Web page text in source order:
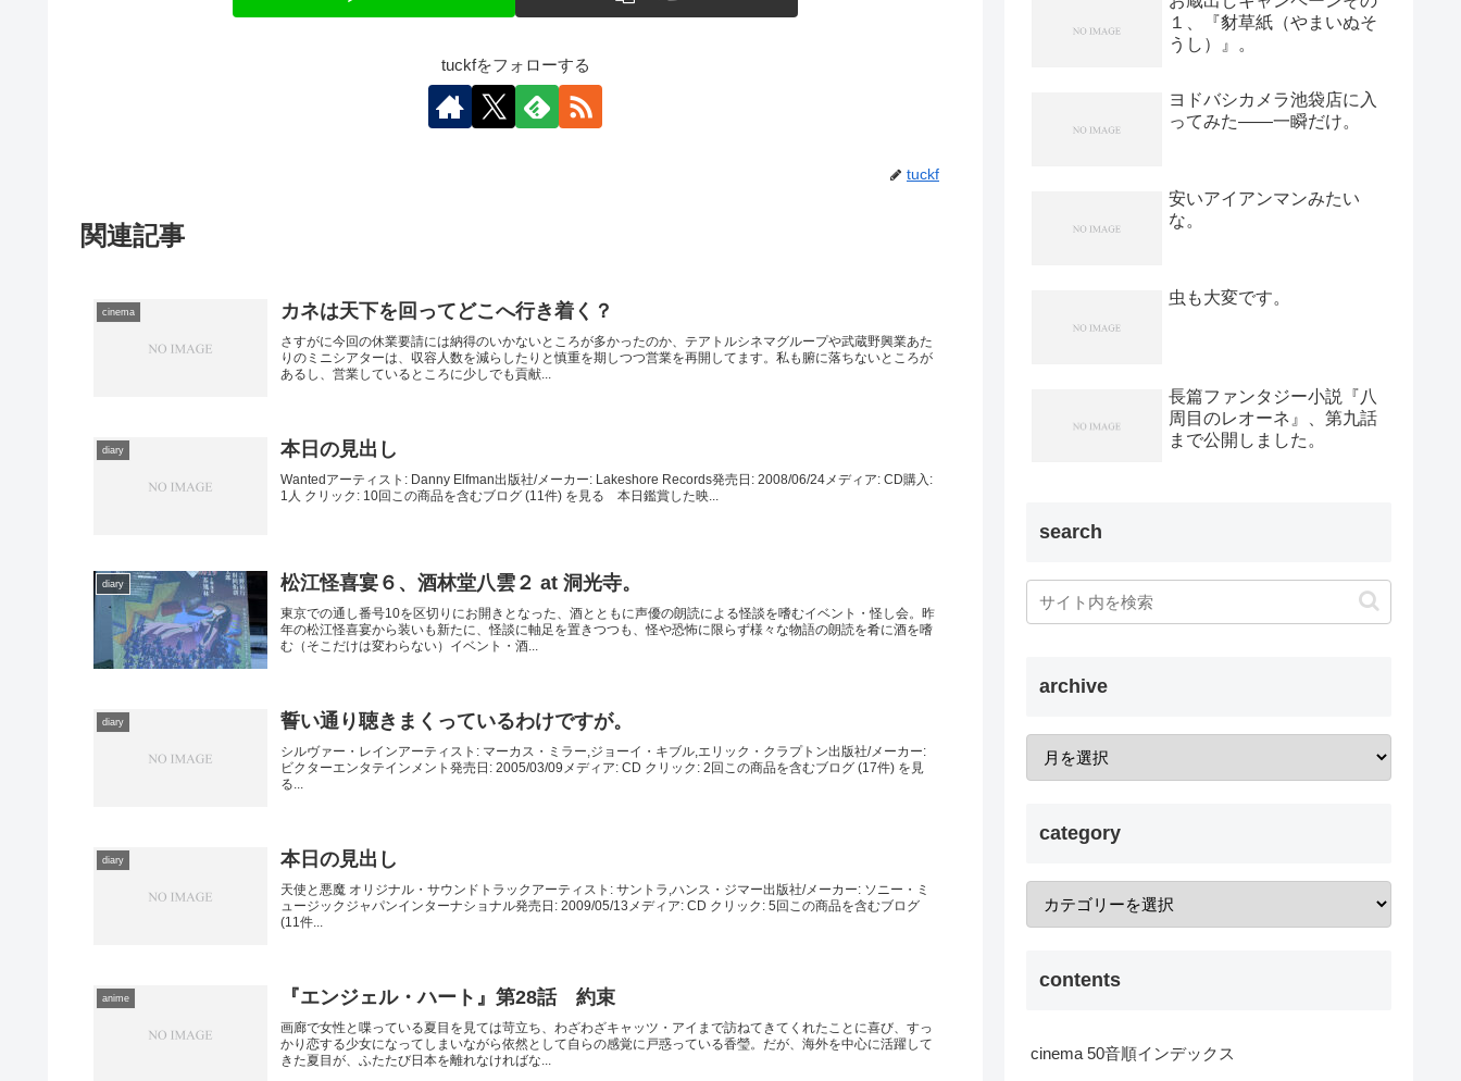
tuckfをフォローする
tuckf
関連記事
cinema カネは天下を回ってどこへ行き着く？
さすがに今回の休業要請には納得のいかないところが多かったのか、テアトルシネマグループや武蔵野興業あた
りのミニシアターは、収容人数を減らしたりと慎重を期しつつ営業を再開してます。私も腑に落ちないところが
あるし、営業しているところに少しでも貢献...
diary 本日の見出し
Wantedアーティスト: Danny Elfman出版社/メーカー: Lakeshore Records発売日: 2008/06/24メディア: CD購入:
1人 クリック: 10回この商品を含むブログ (11件) を見る 本日鑑賞した映...
diary 松江怪喜宴６、酒林堂八雲２ at 洞光寺。
東京での通し番号10を区切りにお開きとなった、酒とともに声優の朗読による怪談を嗜むイベント・怪し会。昨
年の松江怪喜宴から装いも新たに、怪談に軸足を置きつつも、怪や恐怖に限らず様々な物語の朗読を肴に酒を嗜
む（そこだけは変わらない）イベント・酒...
diary 誓い通り聴きまくっているわけですが。
シルヴァー・レインアーティスト: マーカス・ミラー,ジョーイ・キブル,エリック・クラプトン出版社/メーカー:
ビクターエンタテインメント発売日: 2005/03/09メディア: CD クリック: 2回この商品を含むブログ (17件) を見
る...
diary 本日の見出し
天使と悪魔 オリジナル・サウンドトラックアーティスト: サントラ,ハンス・ジマー出版社/メーカー: ソニー・ミ
ュージックジャパンインターナショナル発売日: 2009/05/13メディア: CD クリック: 5回この商品を含むブログ
(11件...
anime 『エンジェル・ハート』第28話 約束
画廊で女性と喋っている夏目を見ては苛立ち、わざわざキャッツ・アイまで訪ねてきてくれたことに喜び、すっ
かり恋する少女になってしまいながら依然として自らの感覚に戸惑っている香瑩。だが、海外を中心に活躍して
きた夏目が、ふたたび日本を離れなければな...
１、『豺草紙（やまいぬそ
うし）』。
ヨドバシカメラ池袋店に入
ってみた――一瞬だけ。
安いアイアンマンみたい
な。
虫も大変です。
長篇ファンタジー小説『八
周目のレオーネ』、第九話
まで公開しました。
search
archive
category
contents
cinema 50音順インデックス